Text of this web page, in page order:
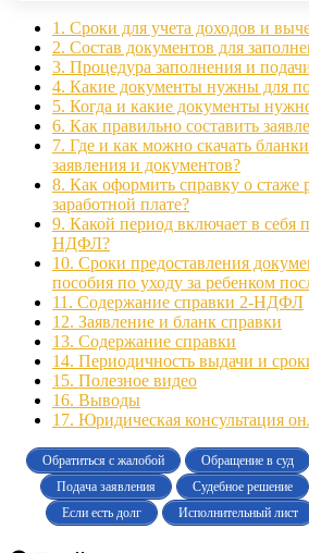
1. Сроки для учета доходов и
2. Состав документов для
3. Процедура заполнения и
4. Какие документы нужны для
5. Когда и какие документы
6. Как правильно составить
7. Где и как можно скачать
заявления и документов?
8. Как оформить справку о стаже
заработной плате?
9. Какой период включает в себя
НДФЛ?
10. Сроки предоставления
пособия по уходу за ребенком
11. Содержание справки 2-НДФЛ
12. Заявление и бланк справки
13. Содержание справки
14. Периодичность выдачи и
15. Полезное видео
16. Выводы
17. Юридическая консультация
Обратиться с жалобой Обращение в суд
Подача заявления
Судебное решение
Если есть долг
Исполнительный лист